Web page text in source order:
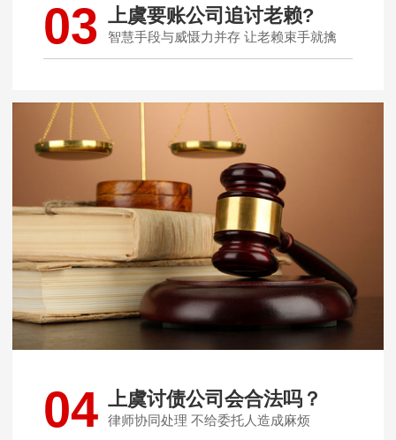
03 上虞要账公司追讨老赖?
智慧手段与威慑力并存 让老赖束手就擒
04 上虞讨债公司会合法吗？
律师协同处理 不给委托人造成麻烦